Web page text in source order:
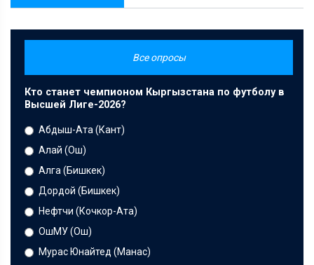
Все опросы
Кто станет чемпионом Кыргызстана по футболу в
Высшей Лиге-2026?
Абдыш-Ата (Кант)
Алай (Ош)
Алга (Бишкек)
Дордой (Бишкек)
Нефтчи (Кочкор-Ата)
ОшМУ (Ош)
Мурас Юнайтед (Манас)